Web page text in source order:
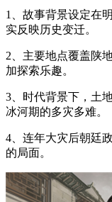
1、故事背景设定在
实反映历史变迁。
2、主要地点覆盖陕
加探索乐趣。
3、时代背景下，土
冰河期的多灾多难。
4、连年大灾后朝廷
的局面。